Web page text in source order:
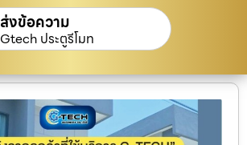
ส่งข้อความ
Gtech ประตูรีโมท